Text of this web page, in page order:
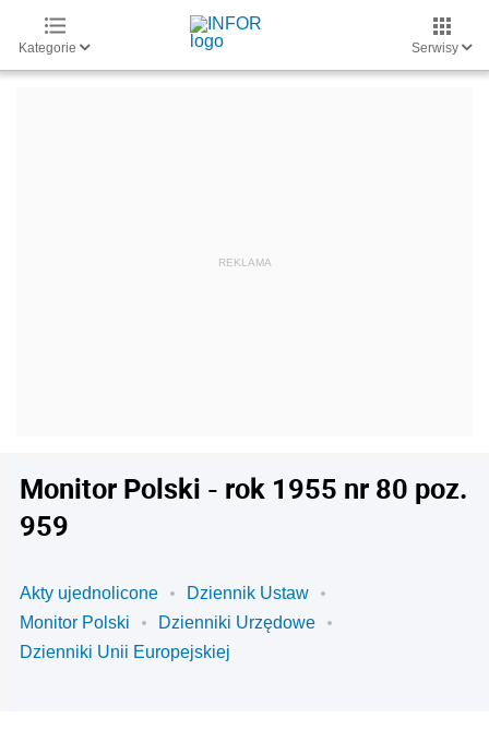
Kategorie Serwisy
Monitor Polski - rok 1955 nr 80 poz.
959
Akty ujednolicone
Dziennik Ustaw
Monitor Polski
Dzienniki Urzędowe
Dzienniki Unii Europejskiej